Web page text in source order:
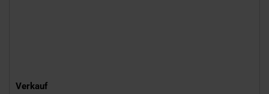
Verkauf